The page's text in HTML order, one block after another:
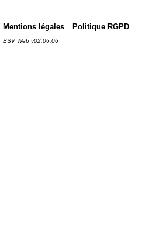
Mentions légales Politique RGPD
BSV Web v02.06.06